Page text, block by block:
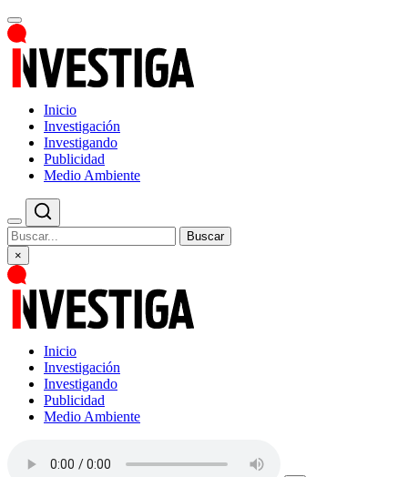
Inicio
Investigación
Investigando
Publicidad
Medio Ambiente
Buscar
×
Inicio
Investigación
Investigando
Publicidad
Medio Ambiente